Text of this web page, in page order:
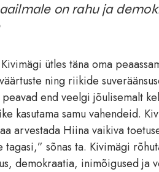
on rahu ja
ütles täna oma
ning riikide
end veelgi jõulisemalt
kasutama samu vahendeid.
arvestada Hiina vaikiva
sõnas ta. Kivimägi
demokraatia, inimõigused ja